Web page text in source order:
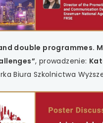
double programmes.
, prowadzenie:
Biura Szkolnictwa